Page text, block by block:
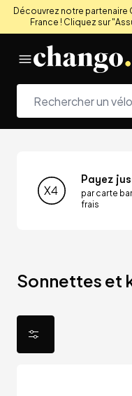
Découvrez notre partenaire
France ! Cliquez sur
Payez
par carte
frais
Sonnettes et